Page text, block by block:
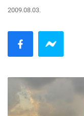
2009.08.03.